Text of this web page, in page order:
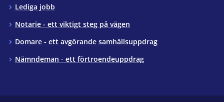
Lediga jobb
Notarie - ett viktigt steg på vägen
Domare - ett avgörande samhällsuppdrag
Nämndeman - ett förtroendeuppdrag